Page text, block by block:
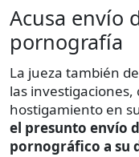
Acusa envío
pornografía
La jueza también
las
hostigamiento en
el presunto envío
pornográfico a su